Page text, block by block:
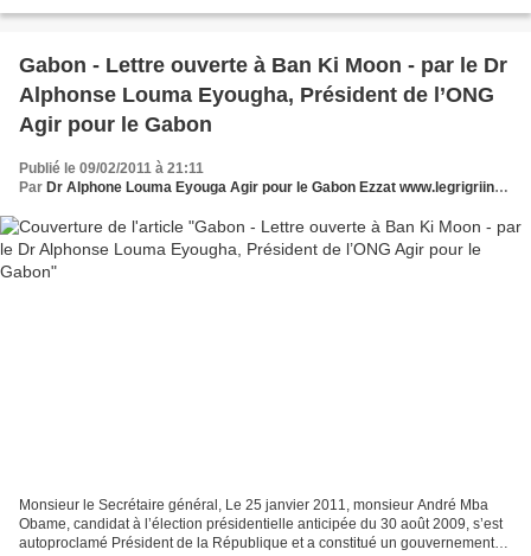
Gabon - Lettre ouverte à Ban Ki Moon - par le Dr
Alphonse Louma Eyougha, Président de l’ONG
Agir pour le Gabon
Publié le 09/02/2011 à 21:11
Par Dr Alphone Louma Eyouga Agir pour le Gabon Ezzat www.legrigriinternational.com
Monsieur le Secrétaire général, Le 25 janvier 2011, monsieur André Mba
Obame, candidat à l’élection présidentielle anticipée du 30 août 2009, s’est
autoproclamé Président de la République et a constitué un gouvernement